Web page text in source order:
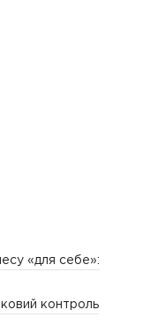
«для себе»:
контроль